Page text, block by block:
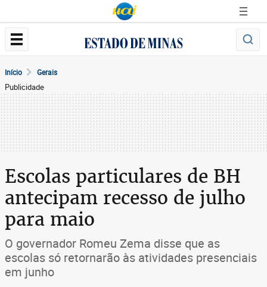
Início Gerais
Publicidade
Escolas particulares de BH
antecipam recesso de julho
para maio
O governador Romeu Zema disse que as
escolas só retornarão às atividades presenciais
em junho